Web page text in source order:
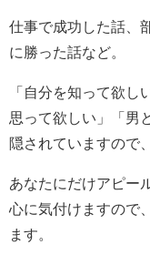
仕事で成功した話、
に勝った話など。
「自分を知って欲し
思って欲しい」「男
隠されていますので
あなたにだけアピー
心に気付けますので
ます。